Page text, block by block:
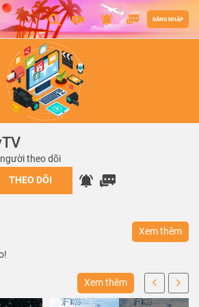
ĐĂNG NHẬP
theo dõi
THEO DÕI
Xem thêm
Xem thêm